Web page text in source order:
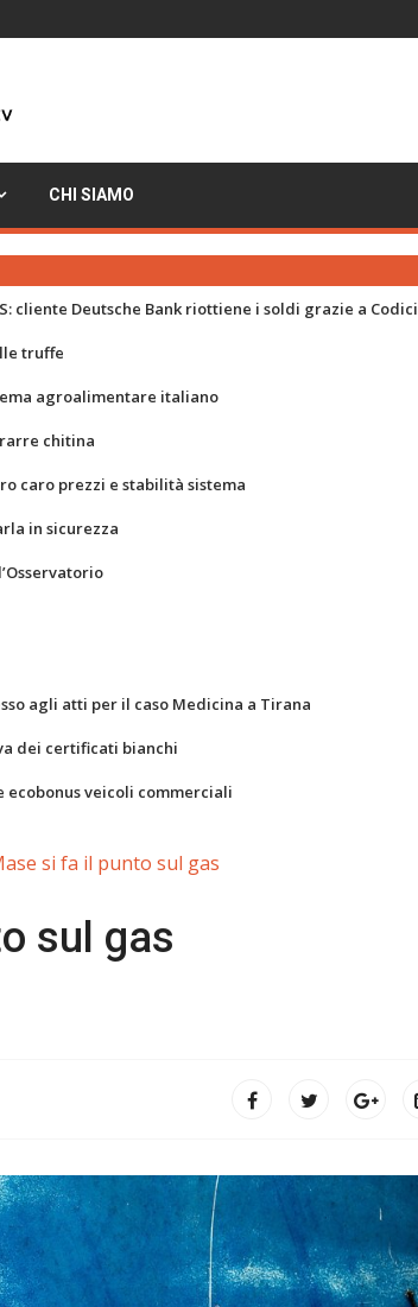
CHI SIAMO
cliente Deutsche Bank riottiene i soldi grazie a Codici
truffe
agroalimentare italiano
chitina
caro prezzi e stabilità sistema
in sicurezza
agli atti per il caso Medicina a Tirana
dei certificati bianchi
veicoli commerciali
si fa il punto sul gas
sul gas